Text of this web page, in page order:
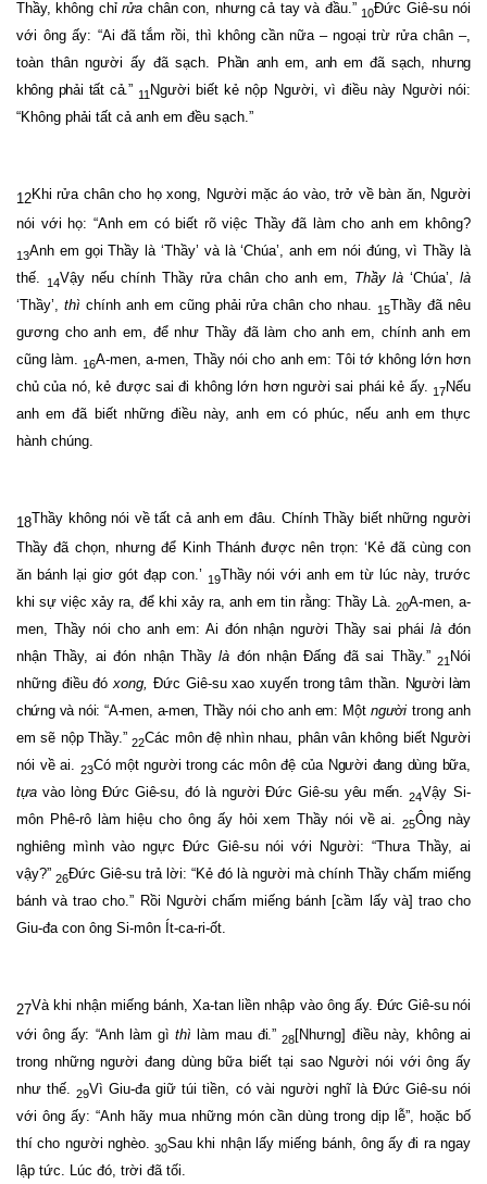
Thầy, không chỉrửa chân con, nhưng cả tay và đầu.” 10Đức Giê-su nói
với ông ấy: “Ai đã tắm rồi, thì không cần nữa – ngoại trừ rửa chân –,
toàn thân người ấy đã sạch.
Phần anh em, anh em đã sạch, nhưng
không phải tất cả.” 11 Người biết kẻ nộp Người, vì điều này Người nói:
“Không phải tất cả anh em đều sạch.”
12Khi rửa chân cho họ xong, Người mặc áo vào, trở về bàn ăn, Người
nói với họ: “Anh em có biết rõ việc Thầy đã làm cho anh em không?
13Anh em gọi Thầy là ‘Thầy’ và là ‘Chúa’, anh em nói đúng, vì Thầy là
thế.
14Vậy nếu chính Thầy rửa chân cho anh em, Thầy là ‘Chúa’, là
‘Thầy’, thì chính anh em cũng phải rửa chân cho nhau. 15Thầy đã nêu
gương cho anh em, để như Thầy đã làm cho anh em, chính anh em
cũng làm.
16A-men, a-men, Thầy nói cho anh em: Tôi tớ không lớn hơn
chủ của nó, kẻ được sai đi không lớn hơn người sai phái kẻ ấy.
17Nếu
anh em đã biết những điều này, anh em có phúc, nếu anh em thực
hành chúng.
18Thầy không nói về tất cả anh em đâu. Chính Thầy biết những người
Thầy đã chọn, nhưng để Kinh Thánh được nên trọn: ‘Kẻ đã cùng con
ăn bánh lại giơ gót đạp con.’ 19Thầy nói với anh em từ lúc này, trước
khi sự việc xảy ra, để khi xảy ra, anh em tin rằng: Thầy Là.
20A-men, a-
men, Thầy nói cho anh em: Ai đón nhận người Thầy sai pháilàđón
nhận Thầy, ai đón nhận Thầylà đón nhận Đấng đã sai Thầy.”21 Nói
những điều đóxong, Đức Giê-su xao xuyến trong tâm thần.
Người làm
chứng và nói: “A-men, a-men, Thầy nói cho anh em: Mộtngười trong anh
em sẽ nộp Thầy.”22Các môn đệ nhìn nhau, phân vân không biết Người
nói về ai.
23Có một người trong các môn đệ của Người đang dùng bữa,
tựavào lòng Đức Giê-su, đó là người Đức Giê-su yêu mến.24Vậy Si-
môn Phê-rô làm hiệu cho ông ấy hỏi xem Thầy nói về ai.25Ông này
nghiêng mình vào ngực Đức Giê-su nói với Người: “Thưa Thầy, ai
vậy?” 26Đức Giê-su trả lời: “Kẻ đó là người mà chính Thầy chấm miếng
bánh và trao cho.” Rồi Người chấm miếng bánh [cầm lấy và] trao cho
Giu-đa con ông Si-môn Ít-ca-ri-ốt.
27Và khi nhận miếng bánh, Xa-tan liền nhập vào ông ấy. Đức Giê-su nói
với ông ấy: “Anh làm gìthì làm mau đi.”28[Nhưng] điều này, không ai
trong những người đang dùng bữa biết tại sao Người nói với ông ấy
như thế.29Vì Giu-đa giữ túi tiền, có vài người nghĩ là Đức Giê-su nói
với ông ấy: “Anh hãy mua những món cần dùng trong dịp lễ”, hoặc bố
thí cho người nghèo.30Sau khi nhận lấy miếng bánh, ông ấy đi ra ngay
lập tức. Lúc đó, trời đã tối.